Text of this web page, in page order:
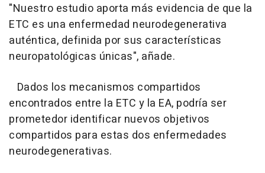
"Nuestro estudio aporta más evidencia de que la
ETC es una enfermedad neurodegenerativa
auténtica, definida por sus características
neuropatológicas únicas", añade.
Dados los mecanismos compartidos
encontrados entre la ETC y la EA, podría ser
prometedor identificar nuevos objetivos
compartidos para estas dos enfermedades
neurodegenerativas.